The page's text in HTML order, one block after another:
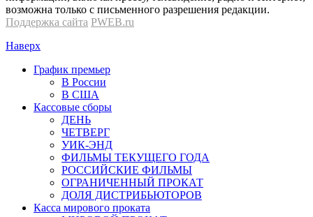
возможна только с письменного разрешения редакции.
Поддержка сайта PWEB.ru
Наверх
График премьер
В России
В США
Кассовые сборы
ДЕНЬ
ЧЕТВЕРГ
УИК-ЭНД
ФИЛЬМЫ ТЕКУЩЕГО ГОДА
РОССИЙСКИЕ ФИЛЬМЫ
ОГРАНИЧЕННЫЙ ПРОКАТ
ДОЛЯ ДИСТРИБЬЮТОРОВ
Касса мирового проката